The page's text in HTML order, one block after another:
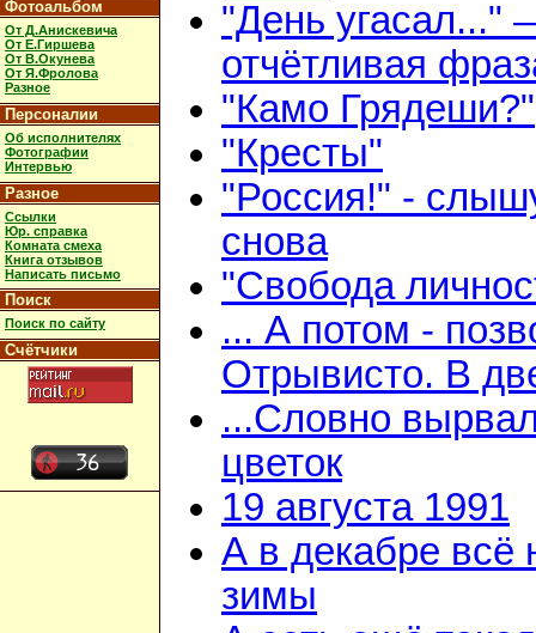
Фотоальбом
От Д.Анискевича
От Е.Гиршева
От В.Окунева
От Я.Фролова
Разное
Персоналии
Об исполнителях
Фотографии
Интервью
Разное
Ссылки
Юр. справка
Комната смеха
Книга отзывов
Написать письмо
Поиск
Поиск по сайту
Счётчики
"День угасал..."
отчётливая
"Камо Грядеши?"
"Кресты"
"Россия!" -
снова
"Свобода
... А потом -
Отрывисто. В
...Словно
цветок
19 августа 1991
А в декабре всё
зимы